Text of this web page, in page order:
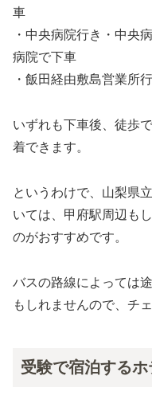
車
・中央病院行き・中央
病院で下車
・飯田経由敷島営業所
いずれも下車後、徒歩
着できます。
というわけで、山梨県
いては、甲府駅周辺も
のがおすすめです。
バスの路線によっては
もしれませんので、チ
受験で宿泊するホ